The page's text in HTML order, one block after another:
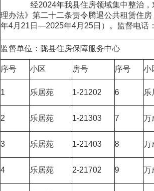
经2024年我县住房领域集中整治，对
理办法》第二十二条责令腾退公共租赁住
年4月21日—2025年4月25日）。
监督单位：陇县住房保障服务中心
序号 小区 房号 序号 小
1 乐居苑 1-21202 6 乐
2 乐居苑 1-21303 7 万
3 乐居苑 1-21403 8 万
4 乐居苑 2-21702 9 万